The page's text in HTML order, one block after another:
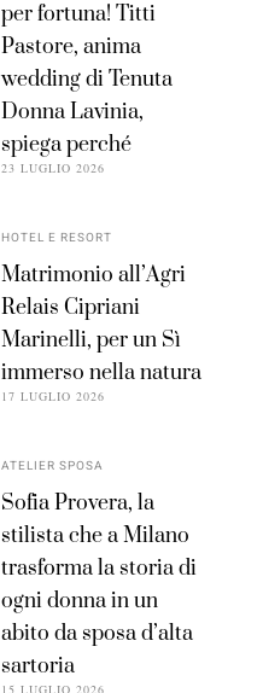
per fortuna! Titti
Pastore, anima
wedding di Tenuta
Donna Lavinia,
spiega perché
23 LUGLIO 2026
HOTEL E RESORT
Matrimonio all’Agri
Relais Cipriani
Marinelli, per un Sì
immerso nella natura
17 LUGLIO 2026
ATELIER SPOSA
Sofia Provera, la
stilista che a Milano
trasforma la storia di
ogni donna in un
abito da sposa d’alta
sartoria
15 LUGLIO 2026